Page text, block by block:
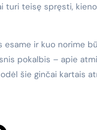
turi teisę spręsti, kieno
esame ir kuo norime
pokalbis – apie
šie ginčai kartais